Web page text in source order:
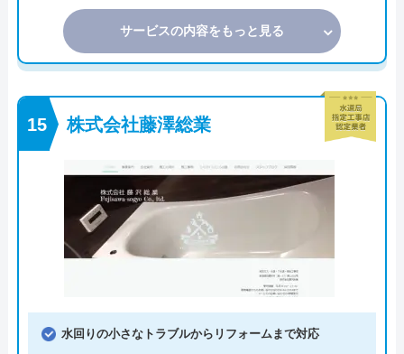
サービスの内容をもっと見る
株式会社藤澤総業
水回りの小さなトラブルからリフォームまで対応